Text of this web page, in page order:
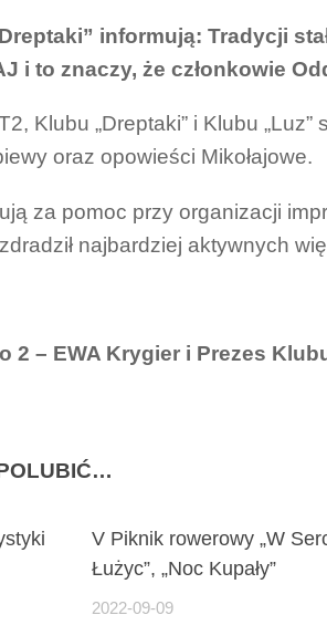
informują: Tradycji
i to znaczy, że członkowie
Klubu „Dreptaki” i Klubu
oraz opowieści Mikołajowe.
za pomoc przy organizacji
najbardziej aktywnych
2 – EWA Krygier i Prezes
V Piknik rowerowy „W
Łużyc”, „Noc Kupały”
2022-09-09